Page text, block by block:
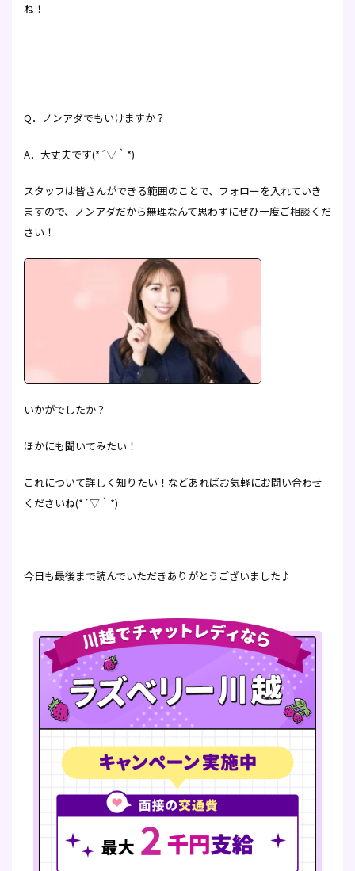
ね！
Q．ノンアダでもいけますか？
A．大丈夫です(*´▽｀*)
スタッフは皆さんができる範囲のことで、フォローを入れていき
ますので、ノンアダだから無理なんて思わずにぜひ一度ご相談くだ
さい！
いかがでしたか？
ほかにも聞いてみたい！
これについて詳しく知りたい！などあればお気軽にお問い合わせ
くださいね(*´▽｀*)
今日も最後まで読んでいただきありがとうございました♪